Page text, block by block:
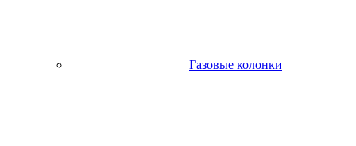
Газовые колонки